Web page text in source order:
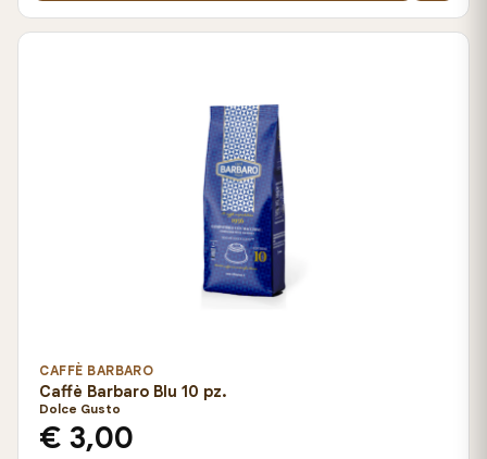
CAFFÈ BARBARO
Caffè Barbaro Blu 10 pz.
Dolce Gusto
€ 3,00